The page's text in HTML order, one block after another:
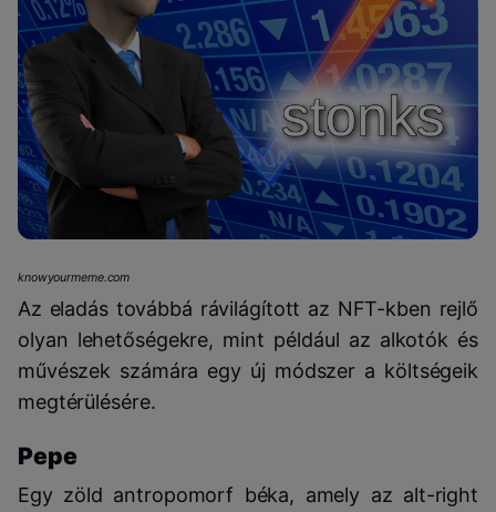
knowyourmeme.com
Az eladás továbbá rávilágított az NFT-kben rejlő
olyan lehetőségekre, mint például az alkotók és
művészek számára egy új módszer a költségeik
megtérülésére.
Pepe
Egy zöld antropomorf béka, amely az alt-right